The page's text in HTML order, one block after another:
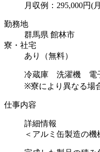
月収例：295,000円(
勤務地
群馬県 館林市
寮・社宅
あり（無料）
冷蔵庫 洗濯機 電
※寮により異なる場
仕事内容
詳細情報
＜アルミ缶製造の機